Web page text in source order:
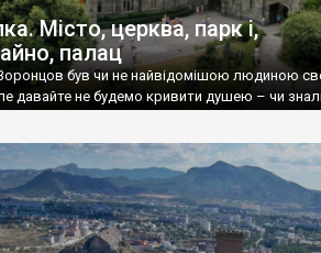
Місто, церква, парк і,
палац
був чи не найвідомішою людиною
давайте не будемо кривити душею – чи